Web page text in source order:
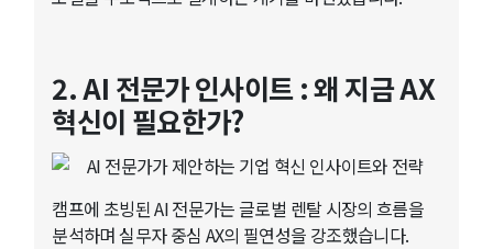
2. AI 전문가 인사이트 : 왜 지금 AX
혁신이 필요한가?
캠프에 초빙된 AI 전문가는 글로벌 렌탈 시장의 흐름을
분석하며 실무자 중심 AX의 필연성을 강조했습니다.